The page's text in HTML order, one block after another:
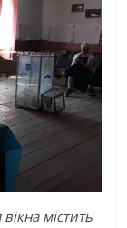
містить